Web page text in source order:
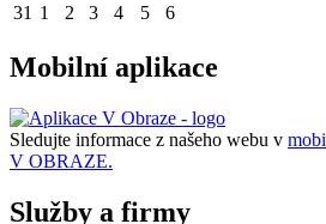
31 1 2 3 4 5 6
Mobilní aplikace
Sledujte informace z našeho webu v
V OBRAZE.
Služby a firmy